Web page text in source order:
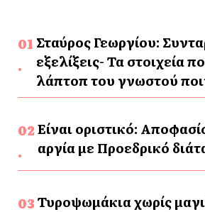
Σταύρος Γεωργίου:
εξελίξεις- Τα στοιχεία
λάπτοπ του γνωστού
Είναι οριστικό:
αργία με Προεδρικό
Τυροψωμάκια χωρίς